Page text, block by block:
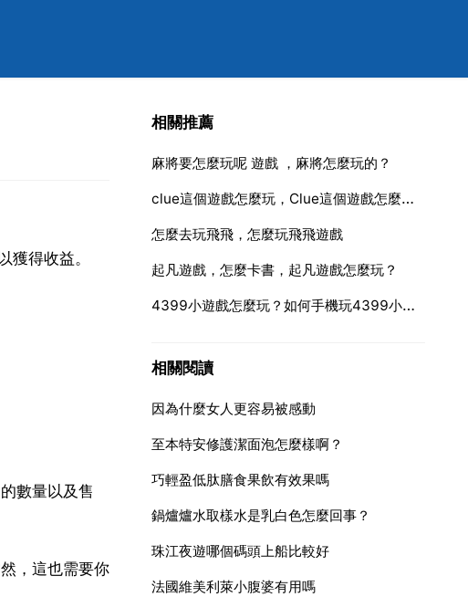
得收益。
數量以及售
，這也需要你
相關推薦
麻將要怎麼玩呢 遊戲 ，麻將怎麼玩的？
clue這個遊戲怎麼玩，Clue這個遊戲怎麼玩？
怎麼去玩飛飛，怎麼玩飛飛遊戲
起凡遊戲，怎麼卡書，起凡遊戲怎麼玩？
4399小遊戲怎麼玩？如何手機玩4399小遊戲
相關閱讀
因為什麼女人更容易被感動
至本特安修護潔面泡怎麼樣啊？
巧輕盈低肽膳食果飲有效果嗎
鍋爐爐水取樣水是乳白色怎麼回事？
珠江夜遊哪個碼頭上船比較好
法國維美利萊小腹婆有用嗎